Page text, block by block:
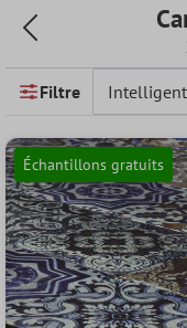
Filtre
Échantillons gratuits